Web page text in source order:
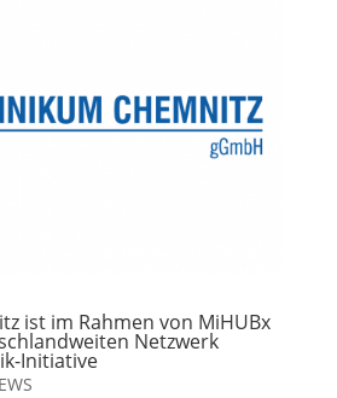
ist im Rahmen von MiHUBx
Netzwerk
Initiative